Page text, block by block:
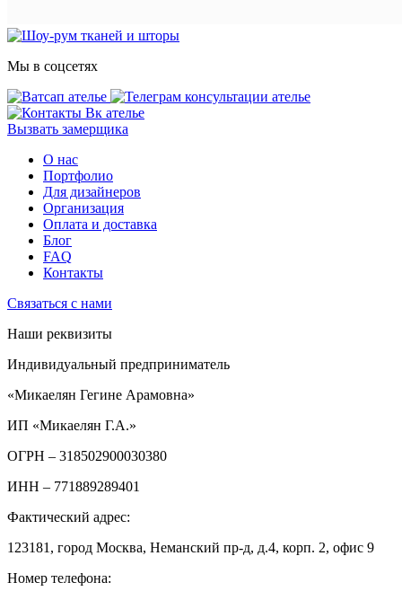
Мы в соцсетях
Вызвать замерщика
О нас
Портфолио
Для дизайнеров
Организация
Оплата и доставка
Блог
FAQ
Контакты
Связаться с нами
Наши реквизиты
Индивидуальный предприниматель
«Микаелян Гегине Арамовна»
ИП «Микаелян Г.А.»
ОГРН – 318502900030380
ИНН – 771889289401
Фактический адрес:
123181, город Москва, Неманский пр-д, д.4, корп. 2, офис 9
Номер телефона: